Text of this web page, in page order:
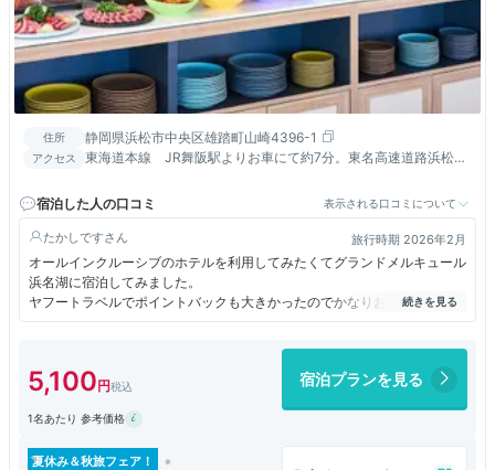
住所 静岡県浜松市中央区雄踏町山崎4396-1
アクセス
東海道本線 JR舞阪駅よりお車にて約7分。東名高速道路浜松西
宿泊した人の口コミ
表示される口コミについて
たかしです 旅行時期 2026年2月
オールインクルーシブのホテルを利用してみたくてグランドメルキュール
浜名湖に宿泊してみました。
ヤフートラベルでポイントバックも大きかったのでかなりお得に利用でき
ました。
一方で残念な点は、とにかく何処も行列な点です。
フロントでのチェックインは30分待ち、ラウンジやレストランもオープ
ン前に行列が出来ているため、その都度並ぶ必要がありました。
夕食は混雑対策と時間の自由度を優先して別会場を選択しましたが、こち
5,100 宿泊プランを見る
1名あたり 参考価格
夏休み＆秋旅フェア！